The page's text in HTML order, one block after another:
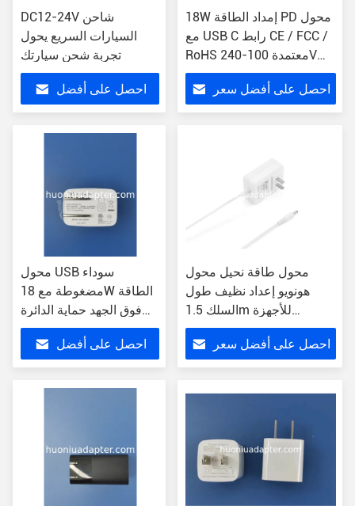
DC12-24V شاحن
السيارات السريع يحول
تجربة شحن سيارتك
احصل على أفضل
18W إمداد الطاقة PD محول
مع USB C رابط CE / FCC /
RoHS معتمدة 100-240V
الجهد المدخل
احصل على أفضل سعر
محول USB سوداء
مضغوطة مع 18W الطاقة
فوق الجهد حماية الدائرة
القصيرة
احصل على أفضل
محول طاقة نحيل محول
هونويو إعداد نظيف طول
السلك 1.5m للأجهزة
المدمجة
احصل على أفضل سعر